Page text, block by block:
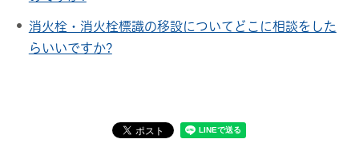
消火栓・消火栓標識の移設についてどこに相談をした
らいいですか?